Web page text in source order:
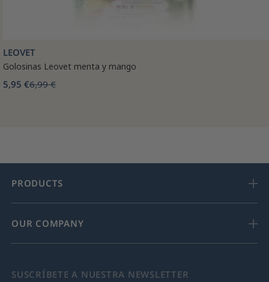
LEOVET
Golosinas Leovet menta y mango
5,95 €6,99 €
PRODUCTS
OUR COMPANY
SUSCRÍBETE A NUESTRA NEWSLETTER